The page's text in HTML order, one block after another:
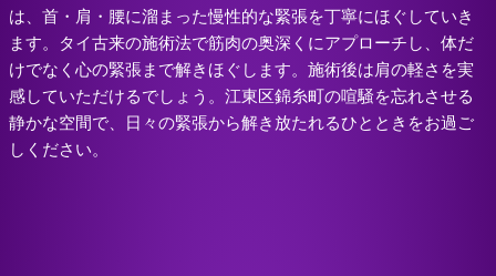
は、首・肩・腰に溜まった慢性的な緊張を丁寧にほぐしていき
ます。タイ古来の施術法で筋肉の奥深くにアプローチし、体だ
けでなく心の緊張まで解きほぐします。施術後は肩の軽さを実
感していただけるでしょう。江東区錦糸町の喧騒を忘れさせる
静かな空間で、日々の緊張から解き放たれるひとときをお過ご
しください。